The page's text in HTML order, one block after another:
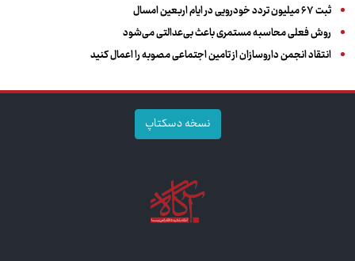
ثبت ۶۷ میلیون تردد خودرویی در ایام اربعین امسال
روش فعلی محاسبه مستمری باعث بی‌عدالتی می‌شود
انتقاد انجمن داروسازان از تامین اجتماعی مصوبه را اعمال کنید
نسخه دسکتاپ